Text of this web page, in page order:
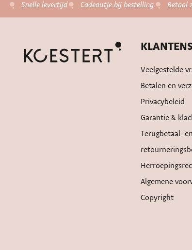
Snelle levertijd Cadeautje bij bestelling Betaal
Veelgestelde
Betalen en
Privacybeleid
Garantie &
Terugbetaal- en
Algemene
Copyright